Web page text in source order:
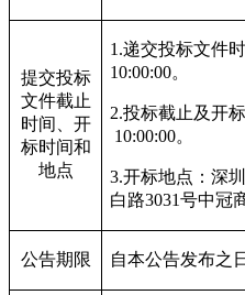
提交投标
文件截止
时间、开
标时间和
地点
1.递交投标文件
10:00:00。
2.投标截止及开
10:00:00。
3.开标地点： 深
白路3031号中冠
公告期限 自本公告发布之